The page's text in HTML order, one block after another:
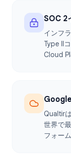
SOC 2
インフ
Type II
Cloud
Qualtir
世界で
フォー